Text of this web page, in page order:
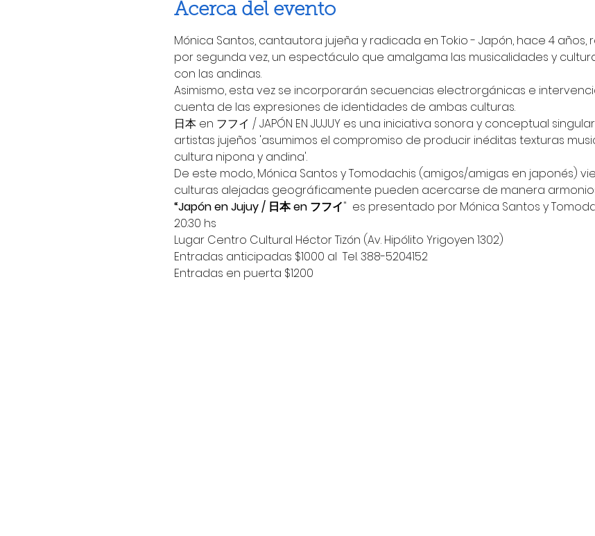
Acerca del evento
Mónica Santos, cantautora jujeña y radicada en Tokio - Japón, hace 4
por segunda vez, un espectáculo que amalgama las musicalidades y
con las andinas.
Asimismo, esta vez se incorporarán secuencias electrorgánicas e
cuenta de las expresiones de identidades de ambas culturas.
日本 en フフイ / JAPÓN EN JUJUY es una iniciativa sonora y conceptual
artistas jujeños 'asumimos el compromiso de producir inéditas texturas
cultura nipona y andina'.
De este modo, Mónica Santos y Tomodachis (amigos/amigas en japonés)
culturas alejadas geográficamente pueden acercarse de manera
“Japón en Jujuy / 日本 en フフイ"  es presentado por Mónica Santos y
20:30 hs
Lugar Centro Cultural Héctor Tizón (Av. Hipólito Yrigoyen 1302)
Entradas anticipadas $1000 al  Tel. 388-5204152
Entradas en puerta $1200